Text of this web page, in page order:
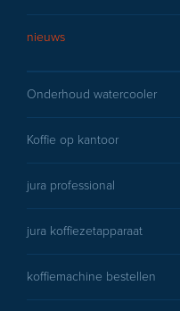
nieuws
Onderhoud watercooler
Koffie op kantoor
jura professional
jura koffiezetapparaat
koffiemachine bestellen